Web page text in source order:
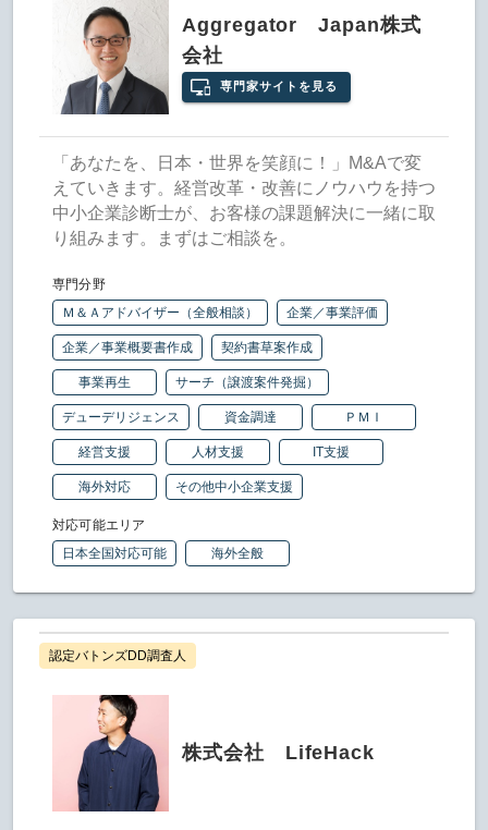
Aggregator Japan株式
会社
専門家サイトを見る
「あなたを、日本・世界を笑顔に！」M&Aで変
えていきます。経営改革・改善にノウハウを持つ
中小企業診断士が、お客様の課題解決に一緒に取
り組みます。まずはご相談を。
専門分野
Ｍ＆Ａアドバイザー（全般相談）
企業／事業評価
企業／事業概要書作成 契約書草案作成
事業再生 サーチ（譲渡案件発掘）
デューデリジェンス 資金調達 ＰＭＩ
経営支援 人材支援 IT支援
海外対応 その他中小企業支援
対応可能エリア
日本全国対応可能
海外全般
認定バトンズDD調査人
株式会社 LifeHack